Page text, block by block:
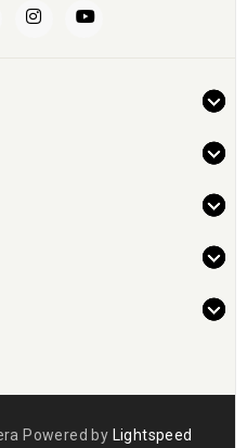
Powered by Lightspeed